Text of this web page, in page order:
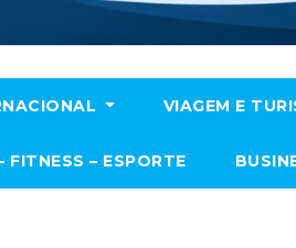
VIAGEM E
FITNESS – ESPORTE